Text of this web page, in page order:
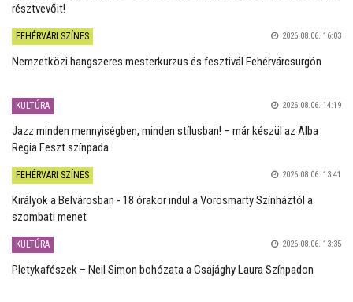
résztvevőit!
FEHÉRVÁRI SZÍNES 2026.08.06. 16:03
Nemzetközi hangszeres mesterkurzus és fesztivál Fehérvárcsurgón
KULTÚRA 2026.08.06. 14:19
Jazz minden mennyiségben, minden stílusban! – már készül az Alba
Regia Feszt színpada
FEHÉRVÁRI SZÍNES 2026.08.06. 13:41
Királyok a Belvárosban - 18 órakor indul a Vörösmarty Színháztól a
szombati menet
KULTÚRA 2026.08.06. 13:35
Pletykafészek – Neil Simon bohózata a Csajághy Laura Színpadon